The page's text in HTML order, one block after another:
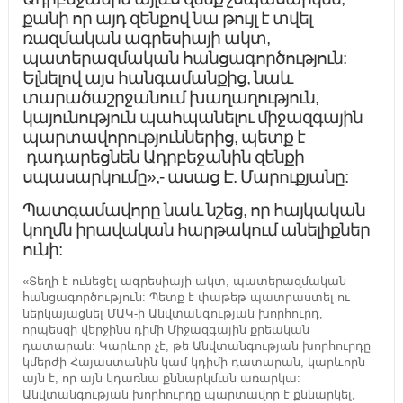
քանի որ այդ զենքով նա թույլ է տվել
ռազմական ագրեսիայի ակտ,
պատերազմական հանցագործություն:
Ելնելով այս հանգամանքից, նաև
տարածաշրջանում խաղաղություն,
կայունություն պահպանելու միջազգային
պարտավորություններից, պետք է
դադարեցնեն Ադրբեջանին զենքի
սպասարկումը»,- ասաց Է. Մարուքյանը:
Պատգամավորը նաև նշեց, որ հայկական
կողմն իրավական հարթակում անելիքներ
ունի:
«Տեղի է ունեցել ագրեսիայի ակտ, պատերազմական
հանցագործություն: Պետք է փաթեթ պատրաստել ու
ներկայացնել ՄԱԿ-ի Անվտանգության խորհուրդ,
որպեսզի վերջինս դիմի Միջազգային քրեական
դատարան: Կարևոր չէ, թե Անվտանգության խորհուրդը
կմերժի Հայաստանին կամ կդիմի դատարան, կարևորն
այն է, որ այն կդառնա քննարկման առարկա:
Անվտանգության խորհուրդը պարտավոր է քննարկել,